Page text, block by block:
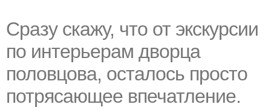
Сразу скажу, что от экскурсии
по интерьерам дворца
половцова, осталось просто
потрясающее впечатление.